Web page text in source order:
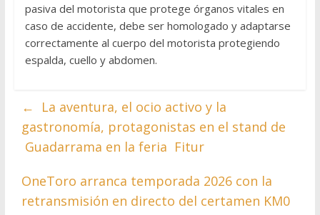
pasiva del motorista que protege órganos vitales en
caso de accidente, debe ser homologado y adaptarse
correctamente al cuerpo del motorista protegiendo
espalda, cuello y abdomen.
←
La aventura, el ocio activo y la
gastronomía, protagonistas en el stand de
Guadarrama en la feria Fitur
OneToro arranca temporada 2026 con la
retransmisión en directo del certamen KM0